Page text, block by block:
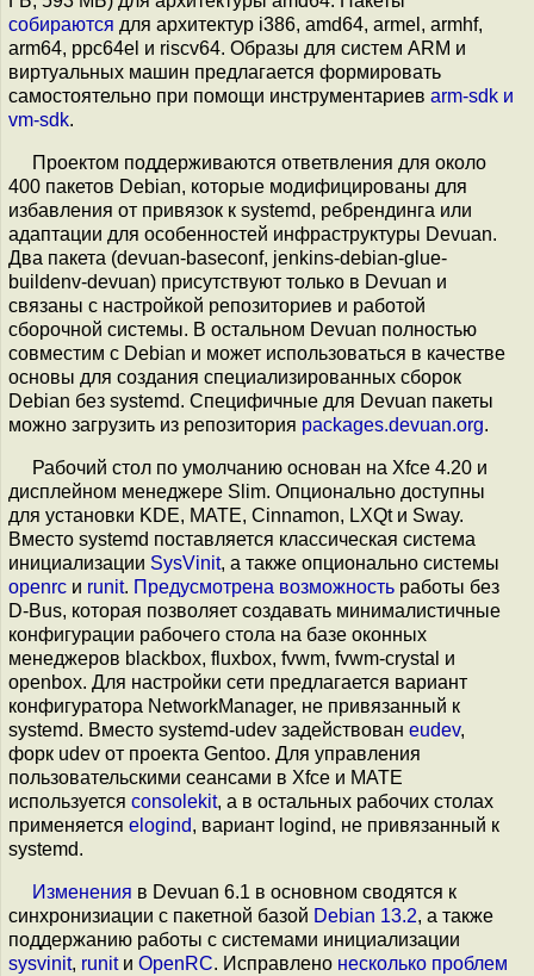
собираются для архитектур i386, amd64, armel, armhf,
arm64, ppc64el и riscv64. Образы для систем ARM и
виртуальных машин предлагается формировать
самостоятельно при помощи инструментариев arm-sdk и
vm-sdk.
Проектом поддерживаются ответвления для около
400 пакетов Debian, которые модифицированы для
избавления от привязок к systemd, ребрендинга или
адаптации для особенностей инфраструктуры Devuan.
Два пакета (devuan-baseconf, jenkins-debian-glue-
buildenv-devuan) присутствуют только в Devuan и
связаны с настройкой репозиториев и работой
сборочной системы. В остальном Devuan полностью
совместим с Debian и может использоваться в качестве
основы для создания специализированных сборок
Debian без systemd. Специфичные для Devuan пакеты
можно загрузить из репозитория packages.devuan.org.
Рабочий стол по умолчанию основан на Xfce 4.20 и
дисплейном менеджере Slim. Опционально доступны
для установки KDE, MATE, Cinnamon, LXQt и Sway.
Вместо systemd поставляется классическая система
инициализации SysVinit, а также опционально системы
openrc и runit. Предусмотрена возможность работы без
D-Bus, которая позволяет создавать минималистичные
конфигурации рабочего стола на базе оконных
менеджеров blackbox, fluxbox, fvwm, fvwm-crystal и
openbox. Для настройки сети предлагается вариант
конфигуратора NetworkManager, не привязанный к
systemd. Вместо systemd-udev задействован eudev,
форк udev от проекта Gentoo. Для управления
пользовательскими сеансами в Xfce и MATE
используется consolekit, а в остальных рабочих столах
применяется elogind, вариант logind, не привязанный к
systemd.
Изменения в Devuan 6.1 в основном сводятся к
синхронизиации с пакетной базой Debian 13.2, а также
поддержанию работы с системами инициализации
sysvinit, runitи OpenRC. Исправлено несколько проблем